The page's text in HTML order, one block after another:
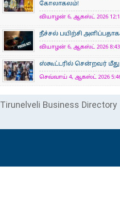
கோலாகலம்!
வியாழன் 6, ஆகஸ்ட் 2026
நீச்சல் பயிற்சி
வியாழன் 6, ஆகஸ்ட் 2026
ஸ்கூட்டரில் சென்றவர் மீது
செவ்வாய் 4, ஆகஸ்ட் 2026
Tirunelveli Business Directory